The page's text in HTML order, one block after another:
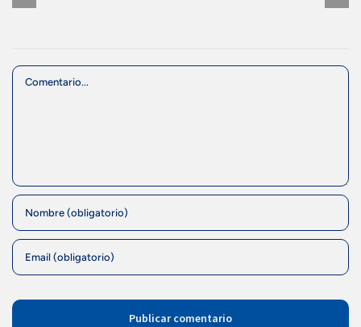
Comment